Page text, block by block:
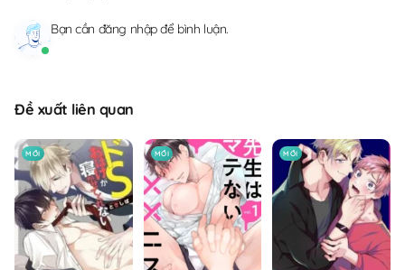
Bạn cần đăng nhậpđể bình luận.
Đề xuất liên quan
MỚI MỚI MỚI